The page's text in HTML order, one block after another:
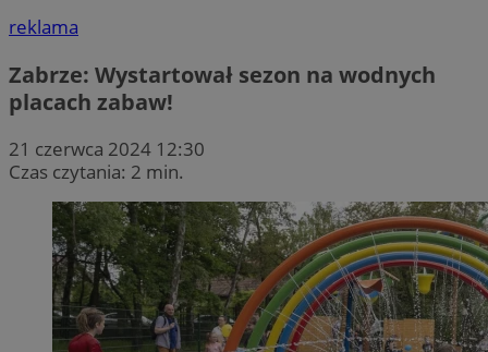
reklama
Zabrze: Wystartował sezon na wodnych
placach zabaw!
21 czerwca 2024 12:30
Czas czytania: 2 min.